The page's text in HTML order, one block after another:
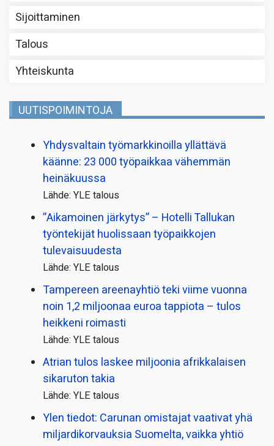
Sijoittaminen
Talous
Yhteiskunta
UUTISPOIMINTOJA
Yhdysvaltain työmarkkinoilla yllättävä
käänne: 23 000 työpaikkaa vähemmän
heinäkuussa
Lähde: YLE talous
”Aikamoinen järkytys” – Hotelli Tallukan
työntekijät huolissaan työpaikkojen
tulevaisuudesta
Lähde: YLE talous
Tampereen areenayhtiö teki viime vuonna
noin 1,2 miljoonaa euroa tappiota – tulos
heikkeni roimasti
Lähde: YLE talous
Atrian tulos laskee miljoonia afrikkalaisen
sikaruton takia
Lähde: YLE talous
Ylen tiedot: Carunan omistajat vaativat yhä
miljardi­korvauksia Suomelta, vaikka yhtiö